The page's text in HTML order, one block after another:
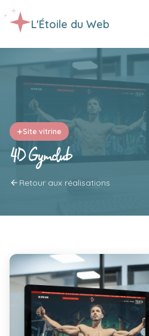
L'Étoile du Web
Site vitrine
4D Gymclub
Retour aux réalisations